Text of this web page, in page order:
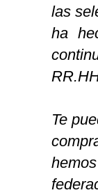
las
ha
Te